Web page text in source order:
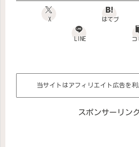
X はてブ
LINE コ
当サイトはアフィリエイト広告を利
スポンサーリンク